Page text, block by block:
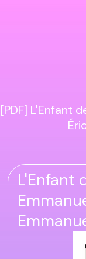
[PDF] L'Enfant
L'Enfant